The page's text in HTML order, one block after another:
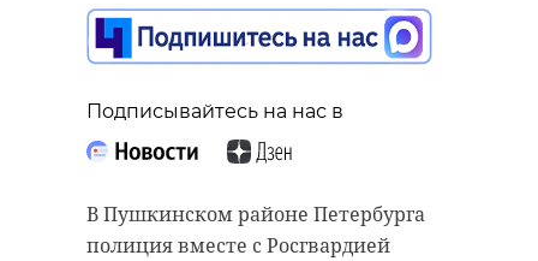
Подписывайтесь на нас в
В Пушкинском районе Петербурга
полиция вместе с Росгвардией